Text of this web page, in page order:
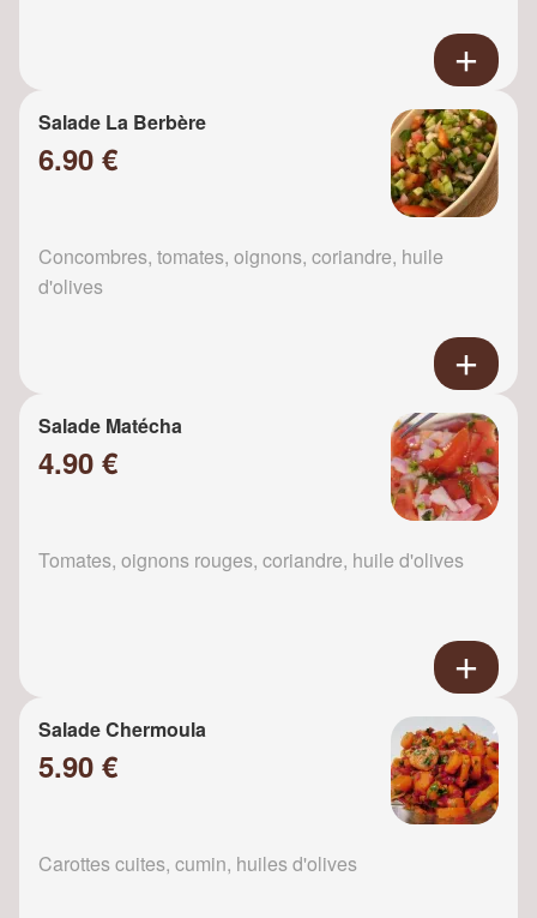
Salade La Berbère
6.90 €
Concombres, tomates, oignons, coriandre, huile
d'olives
Salade Matécha
4.90 €
Tomates, oignons rouges, coriandre, huile d'olives
Salade Chermoula
5.90 €
Carottes cuites, cumin, huiles d'olives